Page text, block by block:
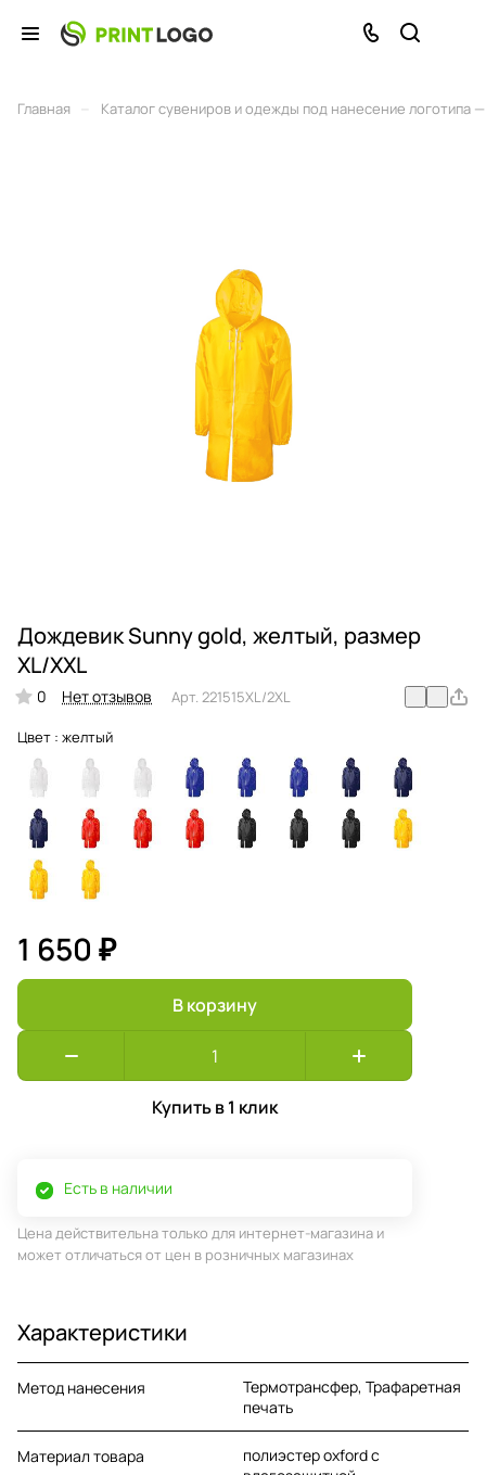
Главная Каталог сувениров и одежды под нанесение логотипа
Дождевик Sunny gold, желтый, размер
XL/XXL
0 Нет отзывов Арт. 221515XL/2XL
Цвет : желтый
1 650 ₽
В корзину
Купить в 1 клик
Есть в наличии
Цена действительна только для интернет-магазина и
может отличаться от цен в розничных магазинах
Характеристики
Метод нанесения
Термотрансфер, Трафаретная
печать
Материал товара
полиэстер oxford с